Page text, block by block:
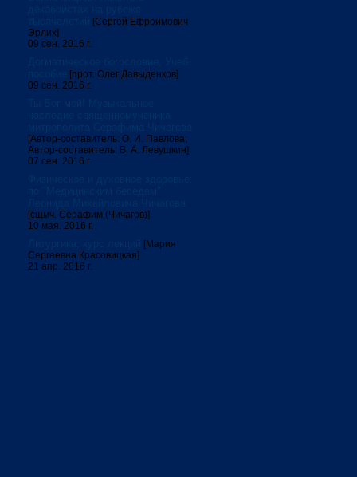
[Сергей Ефроимович
Эрлих]
09 сен. 2016 г.
[прот. Олег Давыденков]
09 сен. 2016 г.
[Автор-составитель: О. И. Павлова;
Автор-составитель: В. А. Левушкин]
07 сен. 2016 г.
[сщмч. Серафим (Чичагов)]
10 мая. 2016 г.
[Мария
Сергеевна Красовицкая]
21 апр. 2016 г.